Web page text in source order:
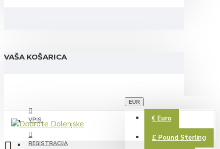
VAŠA KOŠARICA
VPIS
REGISTRACIJA
EUR
€ Euro
£ Pound Sterling